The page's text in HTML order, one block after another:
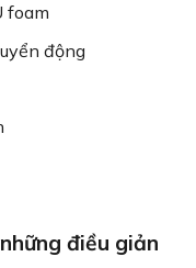
foam
động
điều giản